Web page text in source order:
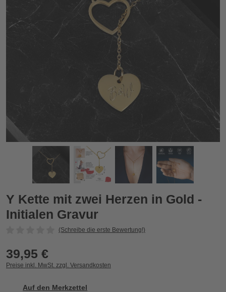
Y Kette mit zwei Herzen in Gold - Initialen Gravur
Y Kette mit zwei Herzen in Gold -
Initialen Gravur
(Schreibe die erste Bewertung!)
39,95 €
Preise inkl. MwSt. zzgl. Versandkosten
Auf den Merkzettel